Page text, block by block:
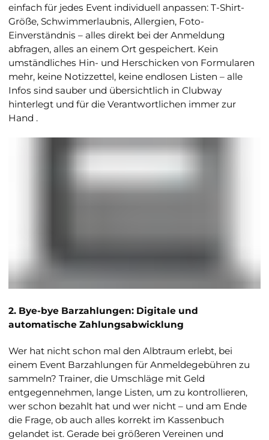
einfach für jedes Event individuell anpassen: T-Shirt-
Größe, Schwimmerlaubnis, Allergien, Foto-
Einverständnis – alles direkt bei der Anmeldung
abfragen, alles an einem Ort gespeichert. Kein
umständliches Hin- und Herschicken von Formularen
mehr, keine Notizzettel, keine endlosen Listen – alle
Infos sind sauber und übersichtlich in Clubway
hinterlegt und für die Verantwortlichen immer zur
Hand .
2. Bye-bye Barzahlungen: Digitale und
automatische Zahlungsabwicklung
Wer hat nicht schon mal den Albtraum erlebt, bei
einem Event Barzahlungen für Anmeldegebühren zu
sammeln? Trainer, die Umschläge mit Geld
entgegennehmen, lange Listen, um zu kontrollieren,
wer schon bezahlt hat und wer nicht – und am Ende
die Frage, ob auch alles korrekt im Kassenbuch
gelandet ist. Gerade bei größeren Vereinen und